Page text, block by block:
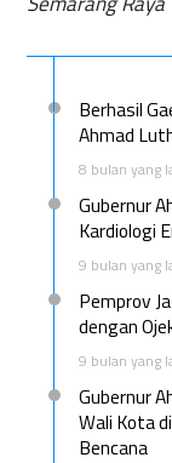
Berhasil
Ahmad
8 bulan yang
Gubernur
Kardiologi
9 bulan yang
Pemprov
dengan
9 bulan yang
Gubernur
Wali Kota
Bencana